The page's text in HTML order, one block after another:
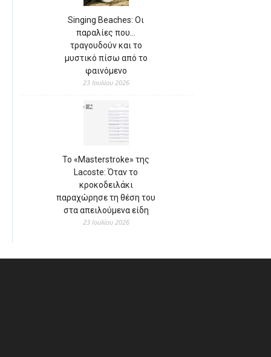
Singing Beaches: Οι
παραλίες που…
τραγουδούν και το
μυστικό πίσω από το
φαινόμενο
23 Ιουλίου 2026
Το «Masterstroke» της
Lacoste: Όταν το
κροκοδειλάκι
παραχώρησε τη θέση του
στα απειλούμενα είδη
23 Ιουλίου 2026